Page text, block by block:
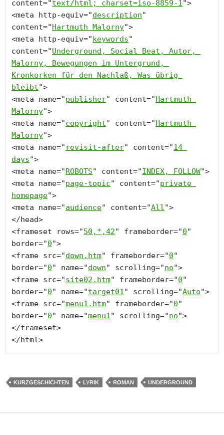
content="text/html; charset=iso-8859-1
<meta http-equiv="description
content="Hartmuth Malorny
<meta http-equiv="keywords
content="Underground, Social Beat, Autor,
Malorny, Bewegungen im Untergrund,
Kronkorken für den Nachlaß, Was übrig
bleibt
<meta name="publisher" content="Hartmuth
Malorny
<meta name="copyright" content="Hartmuth
Malorny
<meta name=" revisit-after" content="14
days
<meta name="ROBOTS" content="INDEX, FOLLOW
<meta name="page-topic" content="private
homepage
<meta name="audience" content="All
</head
<frameset rows="50,*,42" frameborder="0
border="0
<frame src="down.htm" frameborder="0
border="0" name="down" scrolling="no
<frame src="site02.htm" frameborder="0
border="0" name="target01" scrolling="Auto
<frame src="menu1.htm" frameborder="0
border="0" name="menu1" scrolling="no
</frameset
</html>
KURZGESCHICHTEN LYRIK ROMAN UNDERGROUND